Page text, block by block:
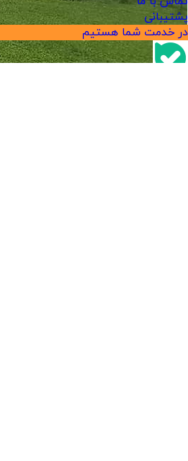
پشتیبانی
در خدمت شما هستیم